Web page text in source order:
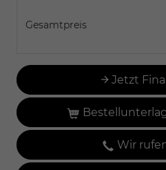
Gesamtpreis
Jetzt
Wir